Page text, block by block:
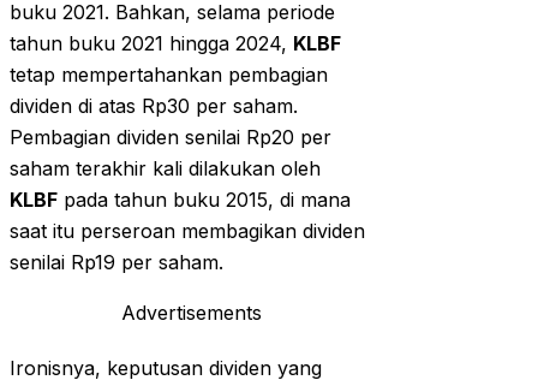
buku 2021. Bahkan, selama periode
tahun buku 2021 hingga 2024, KLBF
tetap mempertahankan pembagian
dividen di atas Rp30 per saham.
Pembagian dividen senilai Rp20 per
saham terakhir kali dilakukan oleh
KLBF pada tahun buku 2015, di mana
saat itu perseroan membagikan dividen
senilai Rp19 per saham.
Advertisements
Ironisnya, keputusan dividen yang